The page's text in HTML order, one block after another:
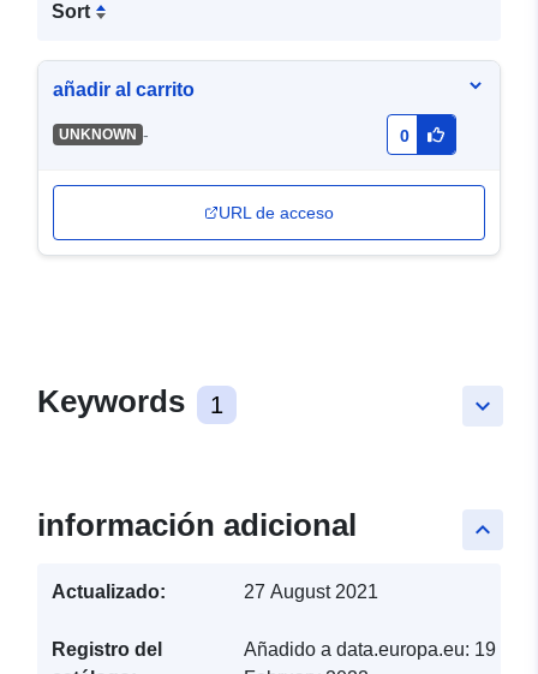
Sort
añadir al carrito
UNKNOWN - 0
URL de acceso
keyboard_arrow_down
Keywords 1
keyboard_arrow_up
información adicional
Actualizado: 27 August 2021
Registro del
Añadido a data.europa.eu: 19